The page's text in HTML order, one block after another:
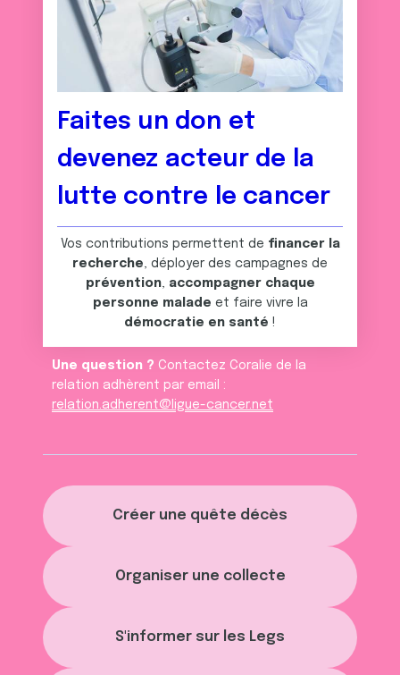
Créer une quête décès
Organiser une collecte
S'informer sur les Legs
Faites un don et
devenez acteur de la
lutte contre le cancer
Vos contributions permettent de financer la
recherche , déployer des campagnes de
prévention,
accompagner chaque
personne malade et faire vivre la
démocratie en santé !
Une question ? Contactez Coralie de la
relation adhèrent par email :
relation.adherent@ligue-cancer.net